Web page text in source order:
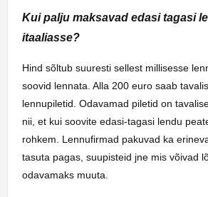
Kui palju maksavad edasi tagasi
itaaliasse?
Hind sõltub suuresti sellest millisesse
soovid lennata. Alla 200 euro saab
lennupiletid. Odavamad piletid on
nii, et kui soovite edasi-tagasi lendu
rohkem. Lennufirmad pakuvad ka
tasuta pagas, suupisteid jne mis võivad
odavamaks muuta.